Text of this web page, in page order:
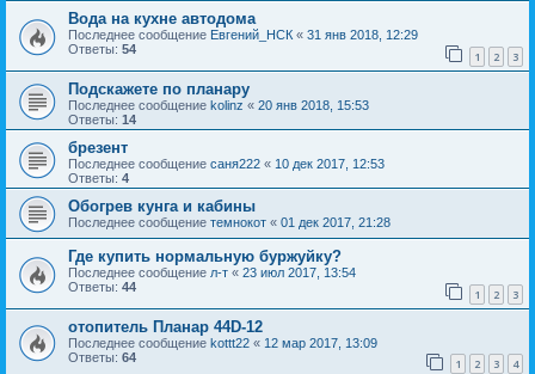
Вода на кухне автодома
Последнее сообщение Евгений_НСК « 31 янв 2018, 12:29
Ответы: 54 1 2 3
Подскажете по планару
Последнее сообщение kolinz « 20 янв 2018, 15:53
Ответы: 14
брезент
Последнее сообщение саня222 « 10 дек 2017, 12:53
Ответы: 4
Обогрев кунга и кабины
Последнее сообщение темнокот « 01 дек 2017, 21:28
Где купить нормальную буржуйку?
Последнее сообщение л-т « 23 июл 2017, 13:54
Ответы: 44 1 2 3
отопитель Планар 44D-12
Последнее сообщение kottt22 « 12 мар 2017, 13:09
Ответы: 64 1 2 3 4